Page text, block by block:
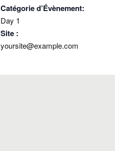
Catégorie d’Évènement:
Day 1
Site :
yoursite@example.com